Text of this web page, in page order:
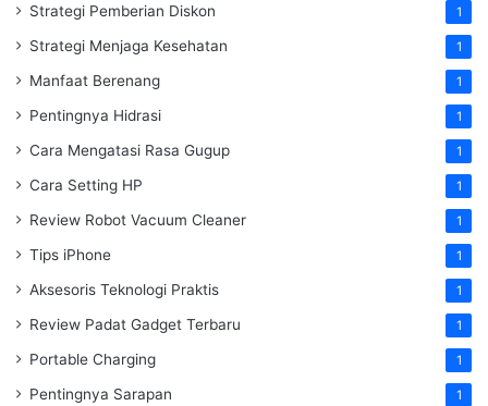
Strategi Pemberian Diskon 1
Strategi Menjaga Kesehatan 1
Manfaat Berenang 1
Pentingnya Hidrasi 1
Cara Mengatasi Rasa Gugup 1
Cara Setting HP 1
Review Robot Vacuum Cleaner 1
Tips iPhone 1
Aksesoris Teknologi Praktis 1
Review Padat Gadget Terbaru 1
Portable Charging 1
Pentingnya Sarapan 1